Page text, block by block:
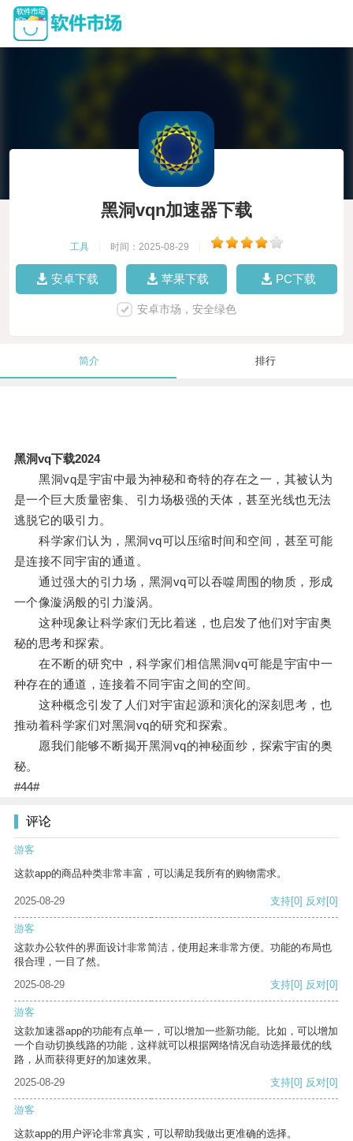
黑洞vqn加速器下载
工具 时间：2025-08-29
安卓下载 苹果下载 PC下载
安卓市场，安全绿色
简介 排行
黑洞vq下载2024
黑洞vq是宇宙中最为神秘和奇特的存在之一，其被认为
是一个巨大质量密集、引力场极强的天体，甚至光线也无法
逃脱它的吸引力。
科学家们认为，黑洞vq可以压缩时间和空间，甚至可能
是连接不同宇宙的通道。
通过强大的引力场，黑洞vq可以吞噬周围的物质，形成
一个像漩涡般的引力漩涡。
这种现象让科学家们无比着迷，也启发了他们对宇宙奥
秘的思考和探索。
在不断的研究中，科学家们相信黑洞vq可能是宇宙中一
种存在的通道，连接着不同宇宙之间的空间。
这种概念引发了人们对宇宙起源和演化的深刻思考，也
推动着科学家们对黑洞vq的研究和探索。
愿我们能够不断揭开黑洞vq的神秘面纱，探索宇宙的奥
秘。
#44#
评论
游客
这款app的商品种类非常丰富，可以满足我所有的购物需求。
2025-08-29 支持[0] 反对[0]
游客
这款办公软件的界面设计非常简洁，使用起来非常方便。功能的布局也
很合理，一目了然。
2025-08-29
支持[0] 反对[0]
游客
这款加速器app的功能有点单一，可以增加一些新功能。比如，可以增加
一个自动切换线路的功能，这样就可以根据网络情况自动选择最优的线
路，从而获得更好的加速效果。
2025-08-29
支持[0] 反对[0]
游客
这款app的用户评论非常真实，可以帮助我做出更准确的选择。